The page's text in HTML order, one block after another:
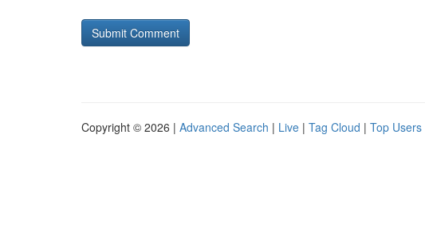
Copyright © 2026 | Advanced Search | Live | Tag Cloud | Top Users